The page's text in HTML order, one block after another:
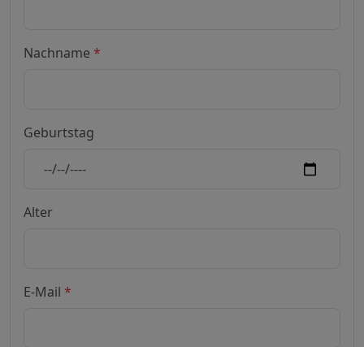
Nachname *
Geburtstag
Alter
E-Mail *